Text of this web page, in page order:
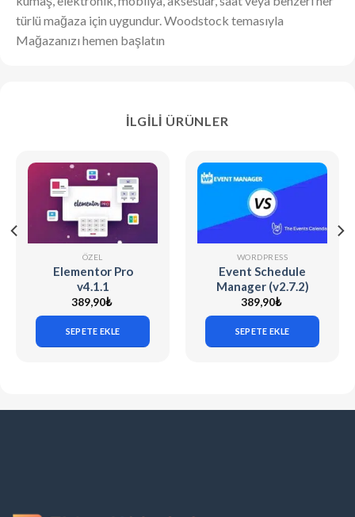
türlü mağaza için uygundur. Woodstock temasıyla
Mağazanızı hemen başlatın
İLGILI ÜRÜNLER
ÖZEL
Elementor Pro
v4.1.1
389,90₺
SEPETE EKLE
WORDPRESS
Event Schedule
Manager (v2.7.2)
The Events
Calendar
389,90₺
SEPETE EKLE